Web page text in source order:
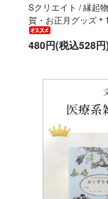
Sクリエイト / 縁起
賀・お正月グッズ＊
480円(税込528円)